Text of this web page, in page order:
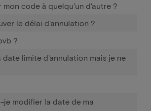
mon code à quelqu'un d'autre ?
le délai d'annulation ?
?
date limite d'annulation mais je ne
je modifier la date de ma